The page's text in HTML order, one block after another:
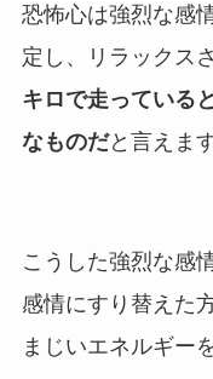
恐怖心は強烈な感
定し、リラックス
キロで走っている
なものだと言えます
こうした強烈な感
感情にすり替えた
まじいエネルギー